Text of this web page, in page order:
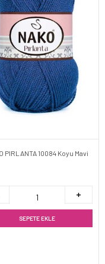
PIRLANTA 10084 Koyu Mavi
SEPETE EKLE